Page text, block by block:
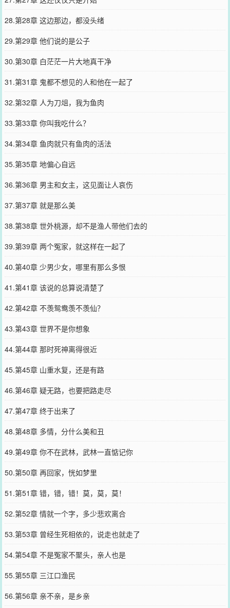
28.第28章 这边那边，都没头绪
29.第29章 他们说的是公子
30.第30章 白茫茫一片大地真干净
31.第31章 鬼都不想见的人和他在一起了
32.第32章 人为刀俎，我为鱼肉
33.第33章 你叫我吃什么？
34.第34章 鱼肉就只有鱼肉的活法
35.第35章 地偏心自远
36.第36章 男主和女主，这见面让人哀伤
37.第37章 就是那么美
38.第38章 世外桃源，却不是渔人带他们去的
39.第39章 两个冤家，就这样在一起了
40.第40章 少男少女，哪里有那么多恨
41.第41章 该说的总算说清楚了
42.第42章 不羡鸳鸯羡不羡仙？
43.第43章 世界不是你想象
44.第44章 那时死神离得很近
45.第45章 山重水复，还是有路
46.第46章 疑无路，也要把路走尽
47.第47章 终于出来了
48.第48章 多情，分什么美和丑
49.第49章 你不在武林，武林一直惦记你
50.第50章 再回家，恍如梦里
51.第51章 错，错，错！莫，莫，莫！
52.第52章 情就一个字，多少悲欢离合
53.第53章 曾经生死相依的，说走也就走了
54.第54章 不是冤家不聚头，亲人也是
55.第55章 三江口渔民
56.第56章 亲不亲，是乡亲